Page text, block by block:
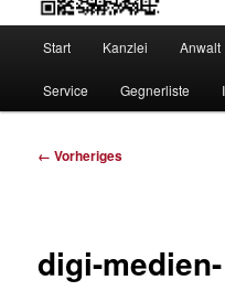
Start Kanzlei Anwalt
Service Gegnerliste
Bilder-
← Vorheriges
digi-medien-